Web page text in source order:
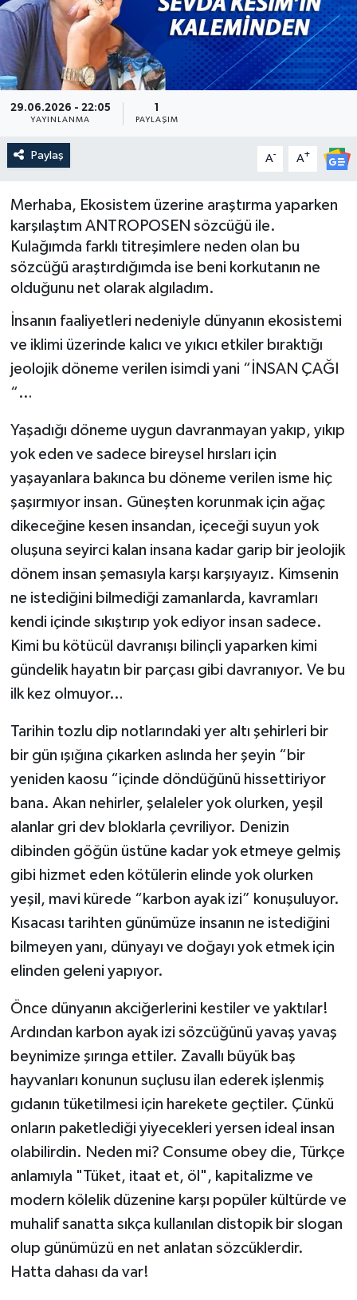
29.06.2026 - 22:05
YAYINLANMA
1
PAYLAŞIM
Paylaş A- A+
Merhaba, Ekosistem üzerine araştırma yaparken
karşılaştım ANTROPOSEN sözcüğü ile.
Kulağımda farklı titreşimlere neden olan bu
sözcüğü araştırdığımda ise beni korkutanın ne
olduğunu net olarak algıladım.
İnsanın faaliyetleri nedeniyle dünyanın ekosistemi
ve iklimi üzerinde kalıcı ve yıkıcı etkiler bıraktığı
jeolojik döneme verilen isimdi yani “İNSAN ÇAĞI
“…
Yaşadığı döneme uygun davranmayan yakıp, yıkıp
yok eden ve sadece bireysel hırsları için
yaşayanlara bakınca bu döneme verilen isme hiç
şaşırmıyor insan. Güneşten korunmak için ağaç
dikeceğine kesen insandan, içeceği suyun yok
oluşuna seyirci kalan insana kadar garip bir jeolojik
dönem insan şemasıyla karşı karşıyayız. Kimsenin
ne istediğini bilmediği zamanlarda, kavramları
kendi içinde sıkıştırıp yok ediyor insan sadece.
Kimi bu kötücül davranışı bilinçli yaparken kimi
gündelik hayatın bir parçası gibi davranıyor. Ve bu
ilk kez olmuyor…
Tarihin tozlu dip notlarındaki yer altı şehirleri bir
bir gün ışığına çıkarken aslında her şeyin “bir
yeniden kaosu “içinde döndüğünü hissettiriyor
bana. Akan nehirler, şelaleler yok olurken, yeşil
alanlar gri dev bloklarla çevriliyor. Denizin
dibinden göğün üstüne kadar yok etmeye gelmiş
gibi hizmet eden kötülerin elinde yok olurken
yeşil, mavi kürede “karbon ayak izi” konuşuluyor.
Kısacası tarihten günümüze insanın ne istediğini
bilmeyen yanı, dünyayı ve doğayı yok etmek için
elinden geleni yapıyor.
Önce dünyanın akciğerlerini kestiler ve yaktılar!
Ardından karbon ayak izi sözcüğünü yavaş yavaş
beynimize şırınga ettiler. Zavallı büyük baş
hayvanları konunun suçlusu ilan ederek işlenmiş
gıdanın tüketilmesi için harekete geçtiler. Çünkü
onların paketlediği yiyecekleri yersen ideal insan
olabilirdin. Neden mi? Consume obey die, Türkçe
anlamıyla "Tüket, itaat et, öl", kapitalizme ve
modern kölelik düzenine karşı popüler kültürde ve
muhalif sanatta sıkça kullanılan distopik bir slogan
olup günümüzü en net anlatan sözcüklerdir.
Hatta dahası da var!
Güncel
Kültür & Sanat
Magazin
Resmi İlan
Siyaset
Spor